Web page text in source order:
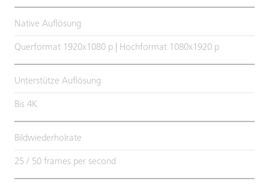
Native Auflösung
Querformat 1920x1080 p | Hochformat 1080x1920 p
Unterstütze Auflösung
Bis 4K
Bildwiederholrate
25 / 50 frames per second